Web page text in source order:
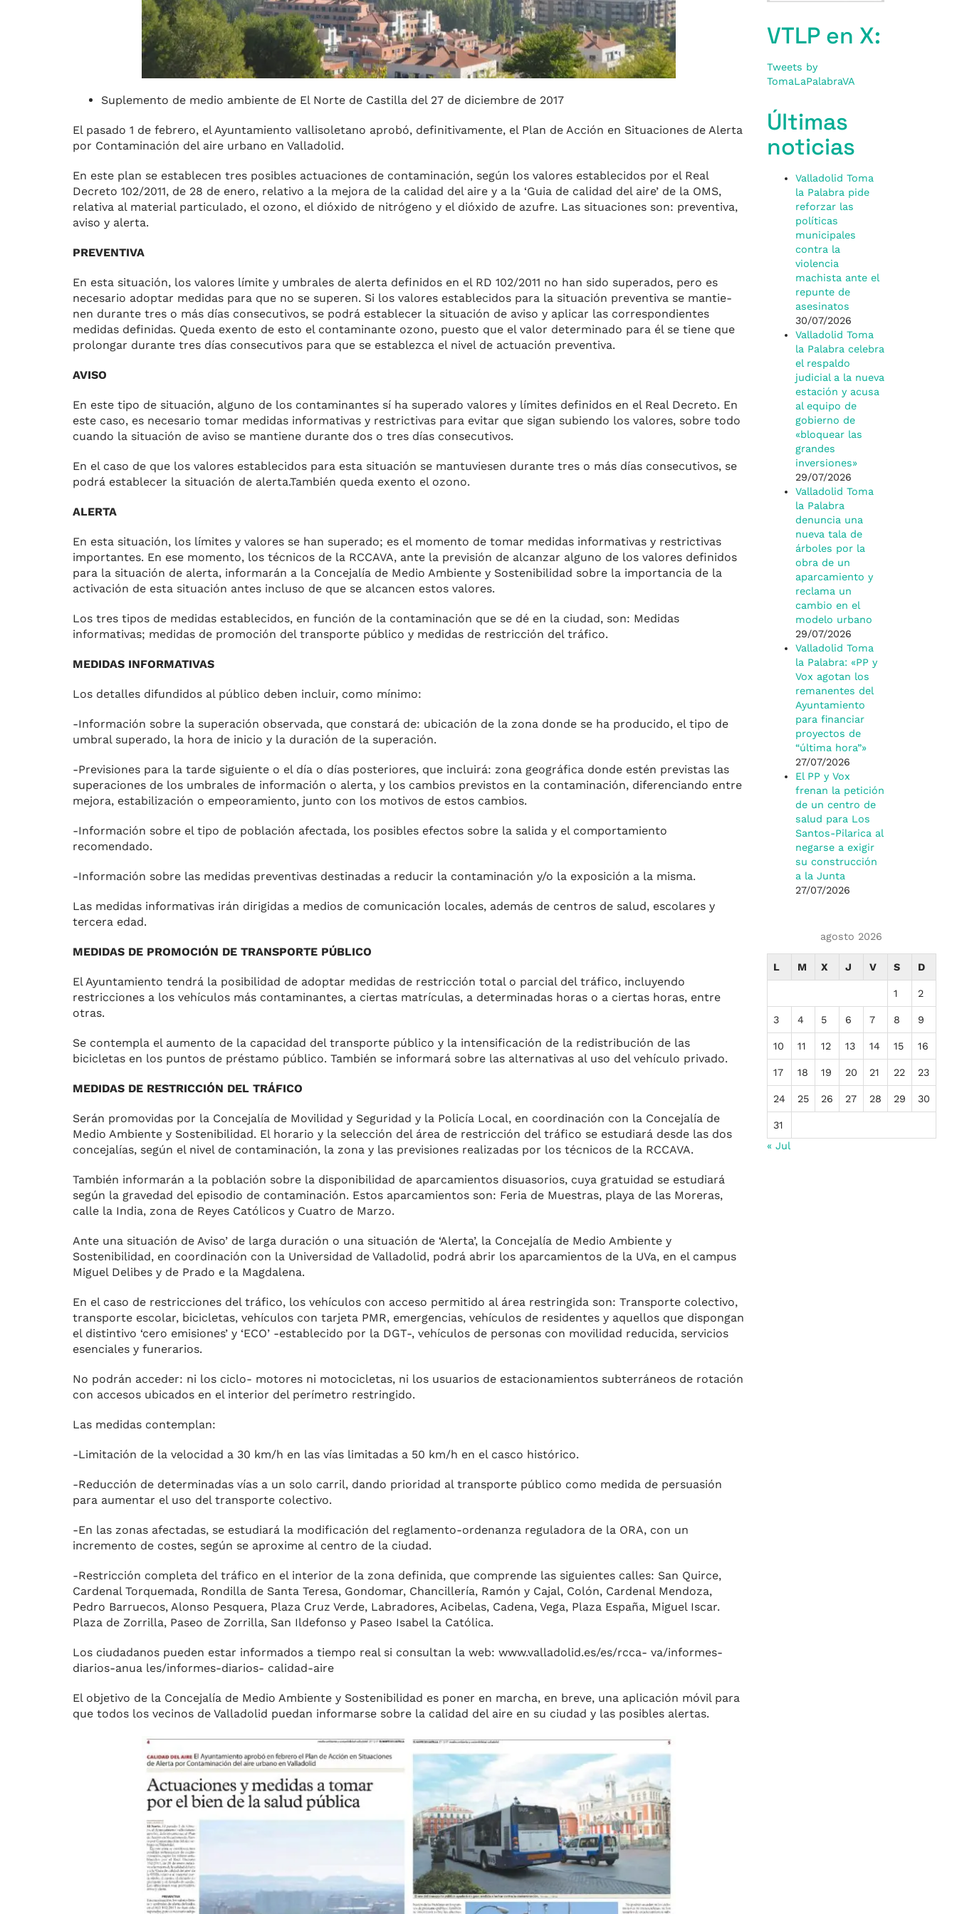
Suplemento de medio ambiente de El Norte de Castilla del 27 de diciembre de 2017
El pasado 1 de febre­ro, el Ayuntamiento vallisoletano aprobó, definitivamente, el Plan de Acción en Situaciones de Aler­ta
por Contaminación del aire ur­bano en Valladolid.
En este plan se establecen tres posibles actuaciones de conta­minación, según los valores esta­blecidos por el Real
Decreto 102/2011, de 28 de enero, relati­vo a la mejora de la calidad del aire y a la ‘Guia de calidad del aire’ de la OMS,
relativa al material par­ticulado, el ozono, el dióxido de nitrógeno y el dióxido de azufre. Las situaciones son: preventiva,
aviso y alerta.
PREVENTIVA
En esta situación, los valores lími­te y umbrales de alerta definidos en el RD 102/2011 no han sido superados, pero es
necesario adop­tar medidas para que no se supe­ren. Si los valores establecidos para la situación preventiva se mantie­
nen durante tres o más días con­secutivos, se podrá establecer la situación de aviso y aplicar las co­rrespondientes
medidas defini­das. Queda exento de esto el con­taminante ozono, puesto que el valor determinado para él se tie­ne que
prolongar durante tres días consecutivos para que se establez­ca el nivel de actuación preven­tiva.
AVISO
En este tipo de situación, alguno de los contaminantes sí ha supe­rado valores y límites definidos en el Real Decreto. En
este caso, es necesario tomar medidas infor­mativas y restrictivas para evitar que sigan subiendo los valores, so­bre todo
cuando la situación de aviso se mantiene durante dos o tres días consecutivos.
En el caso de que los valores es­tablecidos para esta situación se mantuviesen durante tres o más días consecutivos, se
podrá esta­blecer la situación de alerta.Tam­bién queda exento el ozono.
ALERTA
En esta situación, los límites y va­lores se han superado; es el mo­mento de tomar medidas infor­mativas y restrictivas
importan­tes. En ese momento, los técnicos de la RCCAVA, ante la previsión de alcanzar alguno de los valores definidos
para la situación de aler­ta, informarán a la Concejalía de Medio Ambiente y Sostenibilidad sobre la importancia de la
acti­vación de esta situación antes incluso de que se alcancen estos va­lores.
Los tres tipos de medidas esta­blecidos, en función de la conta­minación que se dé en la ciudad, son: Medidas
informativas; medi­das de promoción del transporte público y medidas de restricción del tráfico.
MEDIDAS INFORMATIVAS
Los detalles difundidos al públi­co deben incluir, como mínimo:
-Información sobre la supera­ción observada, que constará de: ubicación de la zona donde se ha producido, el tipo de
umbral su­perado, la hora de inicio y la duración de la superación.
-Previsiones para la tarde si­guiente o el día o días posteriores, que incluirá: zona geográfica don­de estén previstas las
superacio­nes de los umbrales de informa­ción o alerta, y los cambios pre­vistos en la contaminación, dife­renciando entre
mejora, estabili­zación o empeoramiento, junto con los motivos de estos cambios.
-Información sobre el tipo de población afectada, los posibles efectos sobre la salida y el com­portamiento
recomendado.
-Información sobre las medidas preventivas destinadas a reducir la contaminación y/o la exposición a la misma.
Las medidas informativas irán dirigidas a medios de comunica­ción locales, además de centros de salud, escolares y
tercera edad.
MEDIDAS DE PROMOCIÓN DE TRANSPORTE PÚBLICO
El Ayuntamiento tendrá la posi­bilidad de adoptar medidas de res­tricción total o parcial del tráfi­co, incluyendo
restricciones a los vehículos más contaminantes, a ciertas matrículas, a determinadas horas o a ciertas horas, entre
otras.
Se contempla el aumento de la capacidad del transporte público y la intensificación de la redistribución de las
bicicletas en los pun­tos de préstamo público. También se informará sobre las alterna­tivas al uso del vehículo privado.
MEDIDAS DE RESTRICCIÓN DEL TRÁFICO
Serán promovidas por la Conce­jalía de Movilidad y Seguridad y la Policía Local, en coordinación con la Concejalía de
Medio Am­biente y Sostenibilidad. El hora­rio y la selección del área de res­tricción del tráfico se estudiará desde las dos
concejalías, según el nivel de contaminación, la zona y las previsiones realizadas por los técnicos de la RCCAVA.
También informarán a la pobla­ción sobre la disponibilidad de aparcamientos disuasorios, cuya gratuidad se estudiará
según la gravedad del episodio de conta­minación. Estos aparcamientos son: Feria de Muestras, playa de las Moreras,
calle la India, zona de Reyes Católicos y Cuatro de Marzo.
Ante una situación de Aviso’ de larga duración o una situación de ‘Alerta’, la Concejalía de Medio Ambiente y
Sostenibilidad, en co­ordinación con la Universidad de Valladolid, podrá abrir los apar­camientos de la UVa, en el cam­pus
Miguel Delibes y de Prado e la Magdalena.
En el caso de restricciones del tráfico, los vehículos con acceso permitido al área restringida son: Transporte colectivo,
transporte escolar, bicicletas, vehículos con tarjeta PMR, emergencias, vehí­culos de residentes y aquellos que dispongan
el distintivo ‘cero emi­siones’ y ‘ECO’ -establecido por la DGT-, vehículos de personas con movilidad reducida, servicios
esenciales y funerarios.
No podrán acceder: ni los ciclo- motores ni motocicletas, ni los usuarios de estacionamientos sub­terráneos de rotación
con accesos ubicados en el interior del perí­metro restringido.
Las medidas contemplan:
-Limitación de la velocidad a 30 km/h en las vías limitadas a 50 km/h en el casco histórico.
-Reducción de determinadas vías a un solo carril, dando prio­ridad al transporte público como medida de persuasión
para au­mentar el uso del transporte co­lectivo.
-En las zonas afectadas, se es­tudiará la modificación del regla­mento-ordenanza reguladora de la ORA, con un
incremento de costes, según se aproxime al cen­tro de la ciudad.
-Restricción completa del trá­fico en el interior de la zona defi­nida, que comprende las siguien­tes calles: San Quirce,
Cardenal Torquemada, Rondilla de Santa Teresa, Gondomar, Chancillería, Ramón y Cajal, Colón, Car­denal Mendoza,
Pedro Barruecos, Alonso Pesquera, Plaza Cruz Ver­de, Labradores, Acibelas, Cade­na, Vega, Plaza España, Miguel Iscar.
Plaza de Zorrilla, Paseo de Zorrilla, San Ildefonso y Paseo Isabel la Católica.
Los ciudadanos pueden estar informados a tiempo real si con­sultan la web: www.valladolid.es/es/rcca- va/informes-
diarios-anua les/informes-diarios- calidad-aire
El objetivo de la Concejalía de Medio Ambiente y Sostenibilidad es poner en marcha, en breve, una aplicación móvil para
que todos los vecinos de Valladolid puedan informarse sobre la calidad del aire en su ciudad y las posibles aler­tas.
VTLP en X:
Tweets by
TomaLaPalabraVA
Últimas
noticias
Valladolid Toma
la Palabra pide
reforzar las
políticas
municipales
contra la
violencia
machista ante el
repunte de
asesinatos
30/07/2026
Valladolid Toma
la Palabra celebra
el respaldo
judicial a la nueva
estación y acusa
al equipo de
gobierno de
«bloquear las
grandes
inversiones»
29/07/2026
Valladolid Toma
la Palabra
denuncia una
nueva tala de
árboles por la
obra de un
aparcamiento y
reclama un
cambio en el
modelo urbano
29/07/2026
Valladolid Toma
la Palabra: «PP y
Vox agotan los
remanentes del
Ayuntamiento
para financiar
proyectos de
“última hora”»
27/07/2026
El PP y Vox
frenan la petición
de un centro de
salud para Los
Santos-Pilarica al
negarse a exigir
su construcción
a la Junta
27/07/2026
agosto 2026
L M X J V S D
1 2
3 4 5 6 7 8 9
10 11 12 13 14 15 16
17 18 19 20 21 22 23
24 25 26 27 28 29 30
31
« Jul